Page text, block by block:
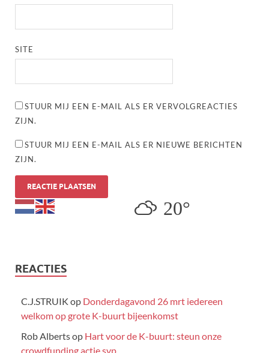
SITE
STUUR MIJ EEN E-MAIL ALS ER VERVOLGREACTIES
ZIJN.
STUUR MIJ EEN E-MAIL ALS ER NIEUWE BERICHTEN
ZIJN.
20°
REACTIES
C.J.STRUIK op Donderdagavond 26 mrt iedereen
welkom op grote K-buurt bijeenkomst
Rob Albertsop Hart voor de K-buurt: steun onze
crowdfunding actie svp